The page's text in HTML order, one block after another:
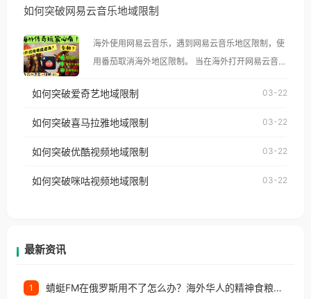
示语。 海外用户如香港、澳门、台湾、美国、加拿
像其他音乐平台一样，出现地区及版权限制问题，且
仅能在中国大陆地区播放。 遇到这个问题的朋友们，
台湾、美国、加拿大、澳大利亚、欧洲等国家和地区
权限制所困扰。
如何突破网易云音乐地域限制
海外使用网易云音乐，遇到网易云音乐地区限制，使
用番茄取消海外地区限制。 当在海外打开网易云音
播放”的提示语。 海外用户如香港、澳门、台湾、美
制问题，且仅能在中国大陆地区播放。 遇到这个问题
户收听网易云音乐地区版权限制」的问题，无论人在
如何突破爱奇艺地域限制 03-22
如何突破喜马拉雅地域限制 03-22
如何突破优酷视频地域限制 03-22
如何突破咪咕视频地域限制 03-22
最新资讯
1 蜻蜓FM在俄罗斯用不了怎么办？海外华人的精神食粮补给方案